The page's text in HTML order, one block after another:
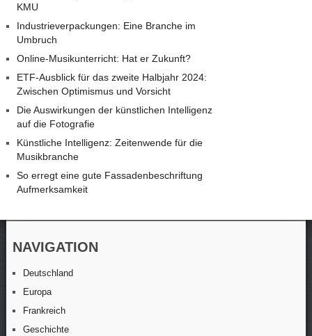
KMU
Industrieverpackungen: Eine Branche im
Umbruch
Online-Musikunterricht: Hat er Zukunft?
ETF-Ausblick für das zweite Halbjahr 2024:
Zwischen Optimismus und Vorsicht
Die Auswirkungen der künstlichen Intelligenz
auf die Fotografie
Künstliche Intelligenz: Zeitenwende für die
Musikbranche
So erregt eine gute Fassadenbeschriftung
Aufmerksamkeit
NAVIGATION
Deutschland
Europa
Frankreich
Geschichte